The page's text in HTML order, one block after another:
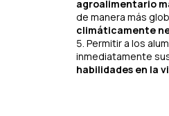
agroalimentario
de manera más
climáticamente
Permitir a los
inmediatamente
habilidades en la